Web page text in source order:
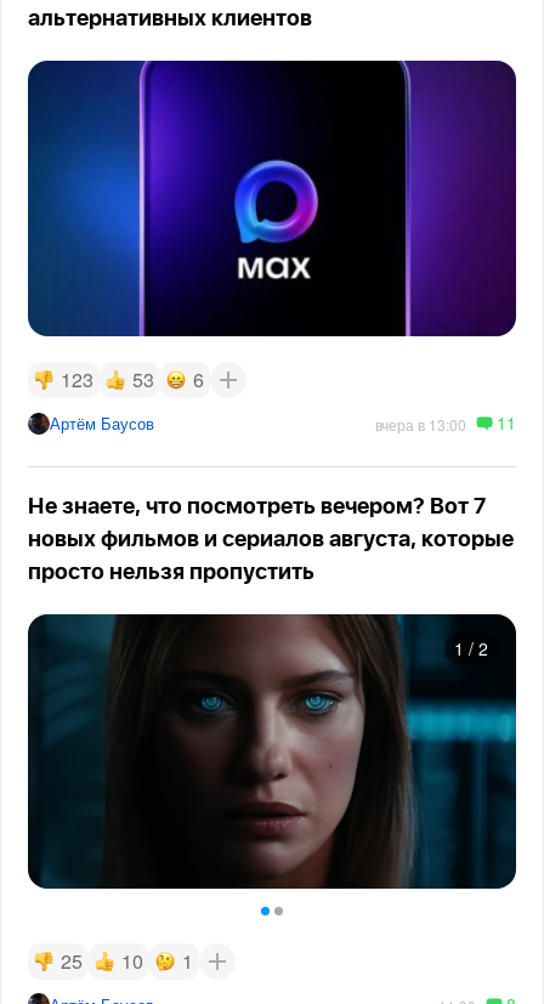
альтернативных клиентов
123 53 6
Артём Баусов вчера в 13:00 11
Не знаете, что посмотреть вечером? Вот 7
новых фильмов и сериалов августа, которые
просто нельзя пропустить
1 / 2
25 10 1